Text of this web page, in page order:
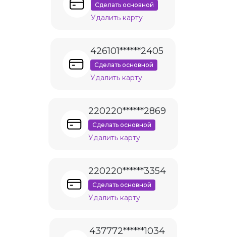
Сделать основной
Удалить карту
426101******2405
Сделать основной
Удалить карту
220220******2869
Сделать основной
Удалить карту
220220******3354
Сделать основной
Удалить карту
437772******1034